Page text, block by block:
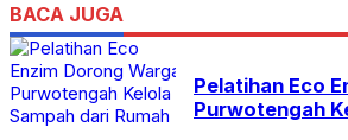
BACA JUGA
Pelatihan Eco
Purwotengah